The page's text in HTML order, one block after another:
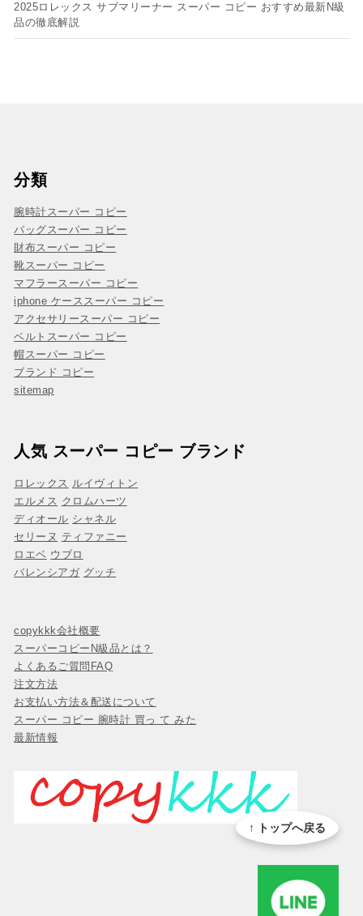
2025ロレックス サブマリーナー スーパー コピー おすすめ最新N級
品の徹底解説
分類
腕時計スーパー コピー
バッグスーパー コピー
財布スーパー コピー
靴スーパー コピー
マフラースーパー コピー
iphone ケーススーパー コピー
アクセサリースーパー コピー
ベルトスーパー コピー
帽スーパー コピー
ブランド コピー
sitemap
人気 スーパー コピー ブランド
ロレックス ルイヴィトン
エルメス クロムハーツ
ディオール シャネル
セリーヌ ティファニー
ロエベ ウブロ
バレンシアガ グッチ
copykkk会社概要
スーパーコピーN級品とは？
よくあるご質問FAQ
注文方法
お支払い方法＆配送について
スーパー コピー 腕時計 買っ て みた
最新情報
↑ トップへ戻る